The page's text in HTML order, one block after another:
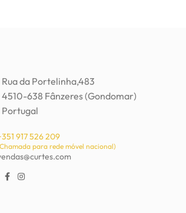
Rua da Portelinha,483
4510-638 Fânzeres (Gondomar)
Portugal
917 526 209
para rede móvel nacional)